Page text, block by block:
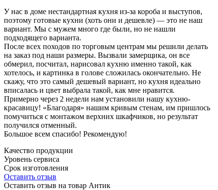
У нас в доме нестандартная кухня из-за короба и выступов,
поэтому готовые кухни (хоть они и дешевле) — это не наш
вариант. Мы с мужем много где были, но не нашли
подходящего варианта.
После всех походов по торговым центрам мы решили делать
на заказ под наши размеры. Вызвали замерщика, он все
обмерил, посчитал, нарисовал кухню именно такой, как
хотелось, и картинка в голове сложилась окончательно. Не
скажу, что это самый дешевый вариант, но кухня идеально
вписалась и цвет выбрала такой, как мне нравится.
Примерно через 2 недели нам установили нашу кухню-
красавицу! «Благодаря» нашим кривым стенам, им пришлось
помучиться с монтажом верхних шкафчиков, но результат
получился отменный.
Большое всем спасибо! Рекомендую!
Качество продукции
Уровень сервиса
Срок изготовления
Оставить отзыв
Оставить отзыв на товар Антик